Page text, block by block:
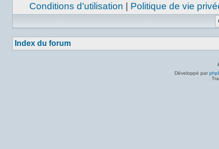
Conditions d’utilisation | Politique de vie
Index du forum
Développé par